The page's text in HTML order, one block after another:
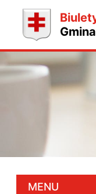
MENU